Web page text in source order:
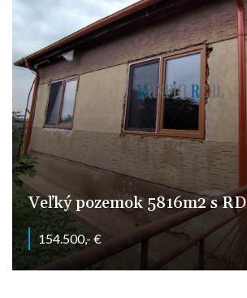
Veľký pozemok 5816m2 s RD
154.500,- €